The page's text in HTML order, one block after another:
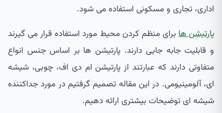
اداری، تجاری و مسکونی استفاده می شود.
پارتیشن هابرای منظم کردن محیط مورد استفاده قرار می گیرند
و قابلیت جابه جایی دارند. پارتیشن ها بر اساس جنس انواع
متفاوتی دارند که عبارتند از پارتیشن ام دی اف، چوبی، شیشه
ای، آلومینیومی. در این مقاله تصمیم گرفتیم در مورد جداکننده
شیشه ای توضیحات بیشتری ارائه دهیم.